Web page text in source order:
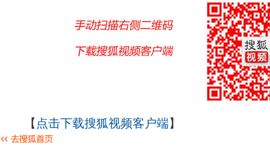
【 点击下载搜狐视频客户端】